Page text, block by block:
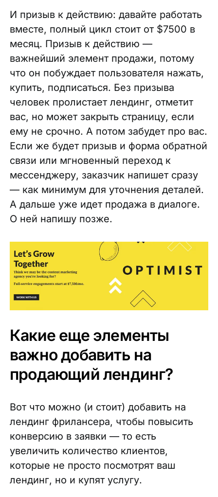
И призыв к действию: давайте работать
вместе, полный цикл стоит от $7500 в
месяц. Призыв к действию —
важнейший элемент продажи, потому
что он побуждает пользователя нажать,
купить, подписаться. Без призыва
человек пролистает лендинг, отметит
вас, но может закрыть страницу, если
ему не срочно. А потом забудет про вас.
Если же будет призыв и форма обратной
связи или мгновенный переход к
мессенджеру, заказчик напишет сразу
— как минимум для уточнения деталей.
А дальше уже идет продажа в диалоге.
О ней напишу позже.
Какие еще элементы
важно добавить на
продающий лендинг?
Вот что можно (и стоит) добавить на
лендинг фрилансера, чтобы повысить
конверсию в заявки — то есть
увеличить количество клиентов,
которые не просто посмотрят ваш
лендинг, но и купят услугу.